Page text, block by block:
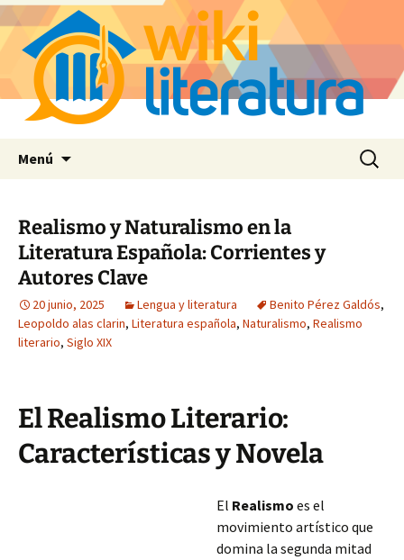
Menú Buscar:
Realismo y Naturalismo en la
Literatura Española: Corrientes y
Autores Clave
20 junio, 2025 Lengua y literatura Benito Pérez Galdós,
Leopoldo alas clarin, Literatura española, Naturalismo, Realismo
literario, Siglo XIX
El Realismo Literario:
Características y Novela
El Realismo es el
movimiento artístico que
domina la segunda mitad